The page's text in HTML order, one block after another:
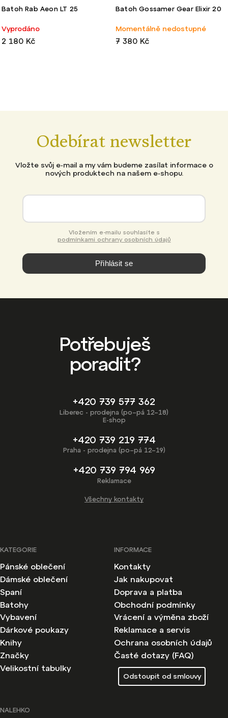
Batoh Rab Aeon LT 25
Vyprodáno
2 180 Kč
Batoh Gossamer Gear Elixir 20
Momentálně nedostupné
7 380 Kč
Odebírat newsletter
Vložte svůj e-mail a my vám budeme zasílat informace o
nových produktech na našem e-shopu.
podmínkami ochrany osobních údajů
Přihlásit se
Potřebuješ
poradit?
+420 739 577 362
Liberec - prodejna (po–pá 12–18)
E-shop
+420 739 219 774
Praha - prodejna (po–pá 12–19)
+420 739 794 969
Reklamace
Všechny kontakty
KATEGORIE
Pánské oblečení
Dámské oblečení
Spaní
Batohy
Vybavení
Dárkové poukazy
Knihy
Značky
Velikostní tabulky
INFORMACE
Kontakty
Jak nakupovat
Doprava a platba
Obchodní podmínky
Vrácení a výměna zboží
Reklamace a servis
Ochrana osobních údajů
Časté dotazy (FAQ)
Odstoupit od smlouvy
NALEHKO